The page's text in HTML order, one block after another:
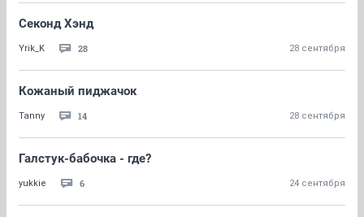
Секонд Хэнд
Yrik_K 28 28 сентября
Кожаный пиджачок
Tanny 14 28 сентября
Галстук-бабочка - где?
yukkie 6 24 сентября